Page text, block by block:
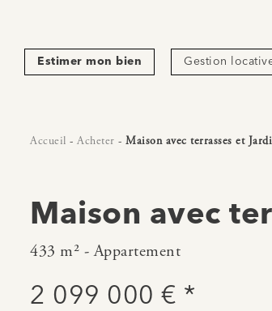
Estimer mon bien Gestion
Accueil - Acheter - Maison avec terrasses et
Maison avec
433 m² - Appartement
2 099 000 € *